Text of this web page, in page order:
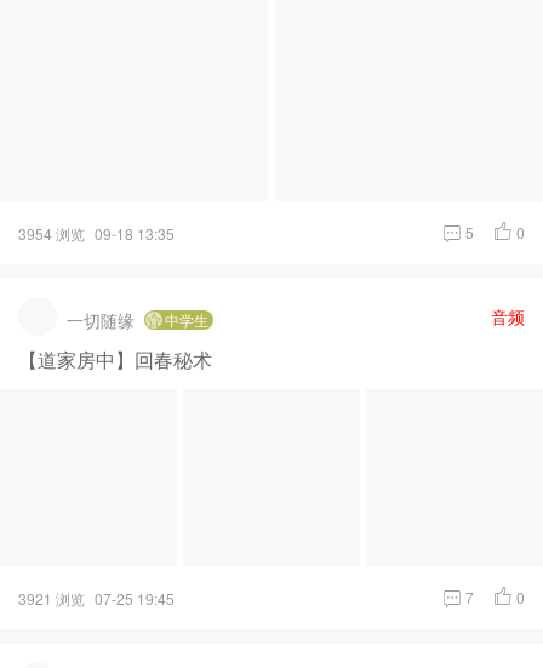
3954 浏览 09-18 13:35 5 0
一切随缘 中学生 音频
【道家房中】回春秘术
3921 浏览 07-25 19:45 7 0